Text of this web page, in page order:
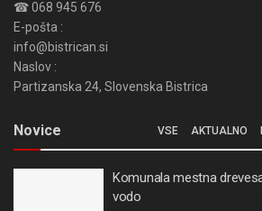
☎ 068 945 676
E-pošta :
info@bistrican.si
Naslov :
Partizanska 24, Slovenska Bistrica
Novice VSE AKTUALNO
Komunala mestna
vodo